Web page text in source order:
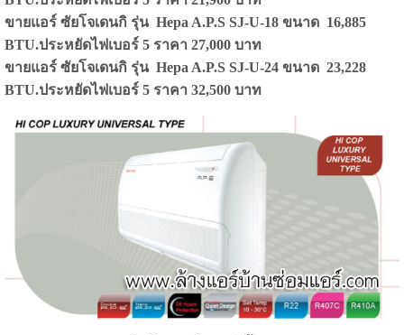
ขายแอร์ ซัยโจเดนกิ รุ่น Hepa A.P.S SJ-U-18 ขนาด 16,885
BTU.ประหยัดไฟเบอร์ 5 ราคา 27,000 บาท
ขายแอร์ ซัยโจเดนกิ รุ่น Hepa A.P.S SJ-U-24 ขนาด 23,228
BTU.ประหยัดไฟเบอร์ 5 ราคา 32,500 บาท